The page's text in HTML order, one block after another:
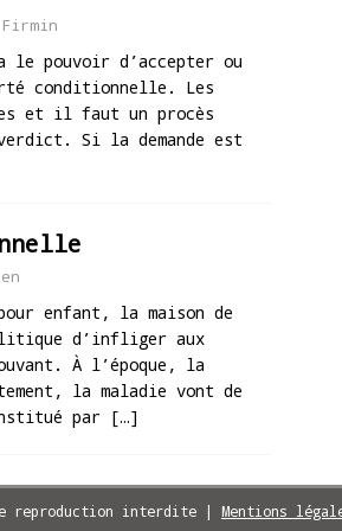
Firmin
pouvoir d’accepter ou
conditionnelle. Les
et il faut un procès
Si la demande est
enfant, la maison de
d’infliger aux
À l’époque, la
la maladie vont de
par […]
reproduction interdite | Mentions